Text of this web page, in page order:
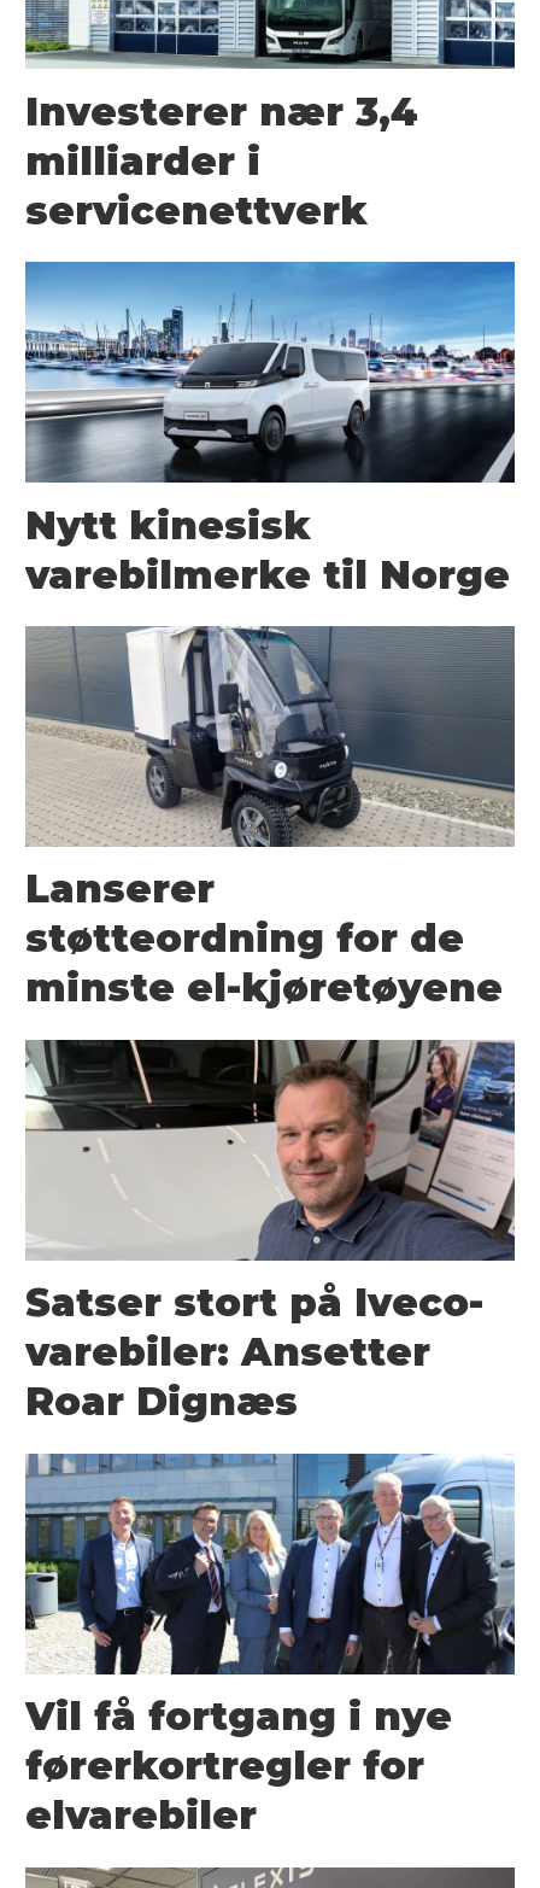
Investerer nær 3,4
milliarder i
servicenettverk
Nytt kinesisk
varebilmerke til Norge
Lanserer
støtteordning for de
minste el-kjøretøyene
Satser stort på Iveco-
varebiler: Ansetter
Roar Dignæs
Vil få fortgang i nye
førerkortregler for
elvarebiler